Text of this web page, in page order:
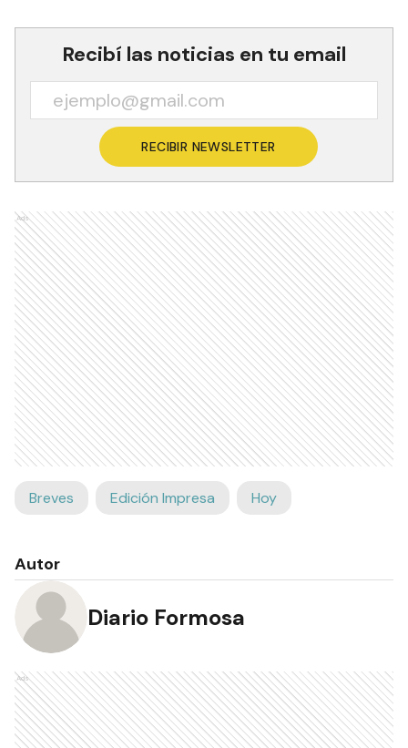
Recibí las noticias en tu email
RECIBIR NEWSLETTER
Ads
Breves Edición Impresa Hoy
Autor
Diario Formosa
Ads